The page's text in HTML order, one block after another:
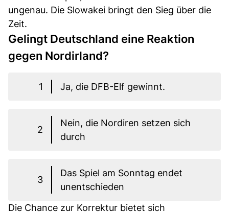
ungenau. Die Slowakei bringt den Sieg über die
Zeit.
Gelingt Deutschland eine Reaktion
gegen Nordirland?
1 Ja, die DFB-Elf gewinnt.
2
Nein, die Nordiren setzen sich
durch
3
Das Spiel am Sonntag endet
unentschieden
Die Chance zur Korrektur bietet sich